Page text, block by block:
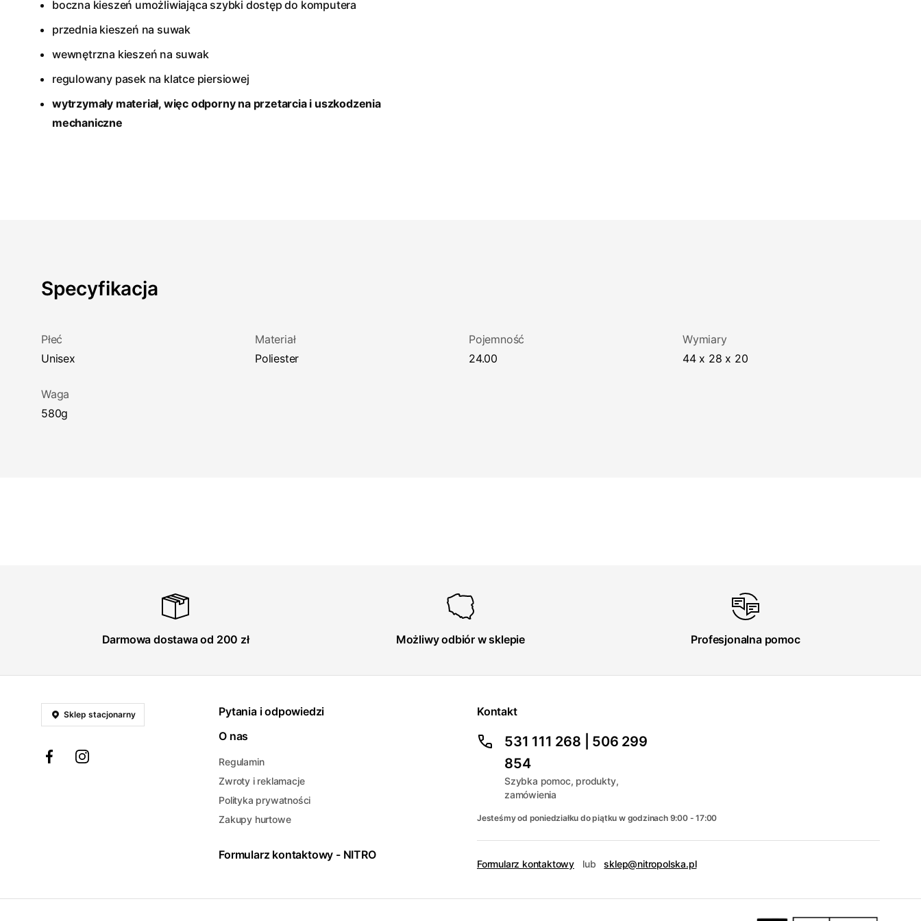
boczna kieszeń umożliwiająca szybki dostęp do komputera
przednia kieszeń na suwak
wewnętrzna kieszeń na suwak
regulowany pasek na klatce piersiowej
wytrzymały materiał, więc odporny na przetarcia i uszkodzenia
mechaniczne
Specyfikacja
Płeć
Unisex
Materiał
Poliester
Pojemność
24.00
Wymiary
44 x 28 x 20
Waga
580g
Darmowa dostawa od 200 zł Możliwy odbiór w sklepie Profesjonalna pomoc
Sklep stacjonarny
Pytania i odpowiedzi
O nas
Regulamin
Zwroty i reklamacje
Polityka prywatności
Zakupy hurtowe
Formularz kontaktowy - NITRO
Kontakt
531 111 268 | 506 299
854
Szybka pomoc, produkty,
zamówienia
Jesteśmy od poniedziałku do piątku w godzinach 9:00 - 17:00
Formularz kontaktowy lub sklep@nitropolska.pl